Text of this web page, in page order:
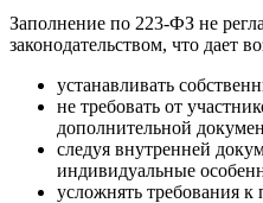
Заполнение по 223-ФЗ не
законодательством, что дает
устанавливать
не требовать от
дополнительной
следуя внутренней
индивидуальные
усложнять требования